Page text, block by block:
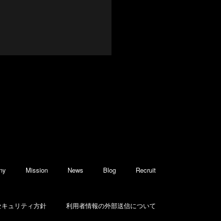
Mission News Blog Recruit
ュリティ方針 利用者情報の外部送信について